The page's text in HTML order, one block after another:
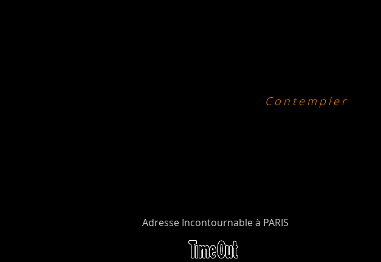
Contempler
Adresse Incontournable à PARIS